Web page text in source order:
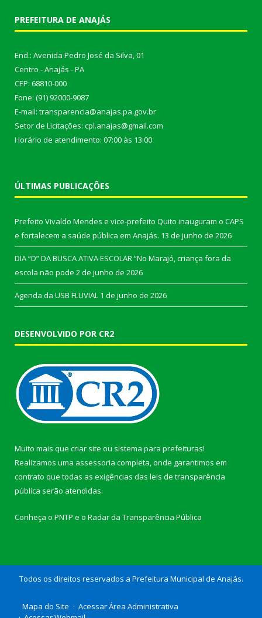
PREFEITURA DE ANAJÁS
End.: Avenida Pedro José da Silva, 01
Centro - Anajás - PA
CEP: 68810-000
Fone: (91) 92000-9087
E-mail: transparencia@anajas.pa.gov.br
Setor de Licitações: cpl.anajas@gmail.com
Horário de atendimento: 07:00 às 13:00
ÚLTIMAS PUBLICAÇÕES
Prefeito Vivaldo Mendes e vice-prefeito Quito inauguram o CAPS
e fortalecem a saúde pública em Anajás. 13 de junho de 2026
DIA “D” DA BUSCA ATIVA ESCOLAR “No Marajó, criança fora da
escola não pode 2 de junho de 2026
Agenda da USB FLUVIAL 1 de junho de 2026
DESENVOLVIDO POR CR2
Muito mais que criar site ou sistema para prefeituras!
Realizamos uma assessoria completa, onde garantimos em
contrato que todas as exigências das leis de transparência
pública serão atendidas.
Conheça o PNTP e o Radar da Transparência Pública
Todos os direitos reservados a Prefeitura Municipal de Anajás.
Mapa do Site
Acessar Área Administrativa